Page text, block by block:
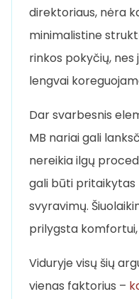
direktoriaus, nėra
minimalistine
rinkos pokyčių,
lengvai
Dar svarbesnis
MB nariai gali
nereikia ilgų
gali būti pritaikytas
svyravimų.
prilygsta
Viduryje visų šių
vienas faktorius –